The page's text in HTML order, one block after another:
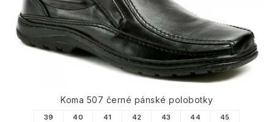
Koma 507 černé pánské polobotky
39 40 41 42 43 44 45